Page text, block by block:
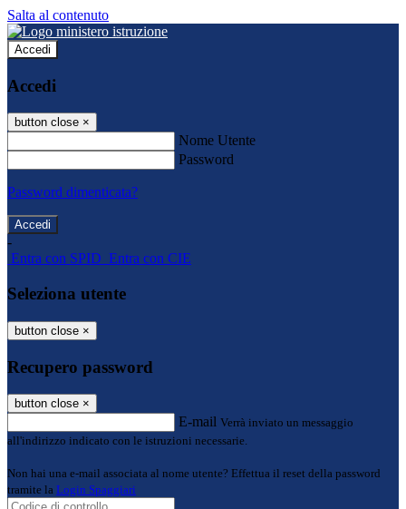
Salta al contenuto
Accedi
Accedi
button close ×
Nome Utente
Password
Password dimenticata?
-
Entra con SPID Entra con CIE
Seleziona utente
button close ×
Recupero password
button close ×
E-mail Verrà inviato un messaggio
all'indirizzo indicato con le istruzioni necessarie.
Non hai una e-mail associata al nome utente? Effettua il reset della password
tramite la Login Spaggiari